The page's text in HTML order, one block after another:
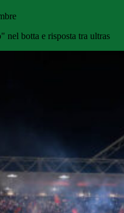
botta e risposta tra ultras